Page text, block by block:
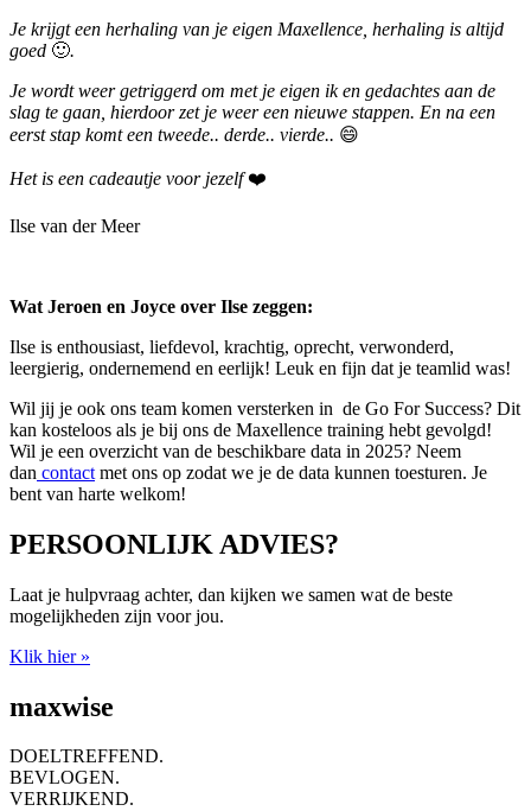
Je krijgt een herhaling van je eigen Maxellence, herhaling is altijd
goed 🙂.
Je wordt weer getriggerd om met je eigen ik en gedachtes aan de
slag te gaan, hierdoor zet je weer een nieuwe stappen. En na een
eerst stap komt een tweede.. derde.. vierde.. 😄
Het is een cadeautje voor jezelf❤️
Ilse van der Meer
Wat Jeroen en Joyce over Ilse zeggen:
Ilse is enthousiast, liefdevol, krachtig, oprecht, verwonderd,
leergierig, ondernemend en eerlijk! Leuk en fijn dat je teamlid was!
Wil jij je ook ons team komen versterken in de Go For Success? Dit
kan kosteloos als je bij ons de Maxellence training hebt gevolgd!
Wil je een overzicht van de beschikbare data in 2025? Neem
dan contact met ons op zodat we je de data kunnen toesturen. Je
bent van harte welkom!
PERSOONLIJK ADVIES?
Laat je hulpvraag achter, dan kijken we samen wat de beste
mogelijkheden zijn voor jou.
Klik hier »
maxwise
DOELTREFFEND.
BEVLOGEN.
VERRIJKEND.